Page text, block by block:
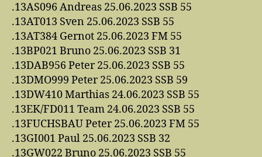
.13AS096 Andreas 25.06.2023 SSB 55
.13AT013 Sven 25.06.2023 SSB 55
.13AT384 Gernot 25.06.2023 FM 55
.13BP021 Bruno 25.06.2023 SSB 31
.13DAB956 Peter 25.06.2023 SSB 55
.13DMO999 Peter 25.06.2023 SSB 59
.13DW410 Marthias 24.06.2023 SSB 55
.13EK/FD011 Team 24.06.2023 SSB 55
.13FUCHSBAU Peter 25.06.2023 FM 55
.13GI001 Paul 25.06.2023 SSB 32
.13GW022 Bruno 25.06.2023 SSB 55